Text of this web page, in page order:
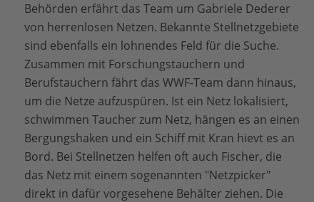
Behörden erfährt das Team um Gabriele Dederer
von herrenlosen Netzen. Bekannte Stellnetzgebiete
sind ebenfalls ein lohnendes Feld für die Suche.
Zusammen mit Forschungstauchern und
Berufstauchern fährt das WWF-Team dann hinaus,
um die Netze aufzuspüren. Ist ein Netz lokalisiert,
schwimmen Taucher zum Netz, hängen es an einen
Bergungshaken und ein Schiff mit Kran hievt es an
Bord. Bei Stellnetzen helfen oft auch Fischer, die
das Netz mit einem sogenannten "Netzpicker"
direkt in dafür vorgesehene Behälter ziehen. Die